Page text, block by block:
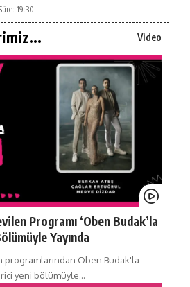
19:30
Video
Programı ‘Oben Budak’la
Yayında
programlarından Oben Budak'la
yeni bölümüyle…